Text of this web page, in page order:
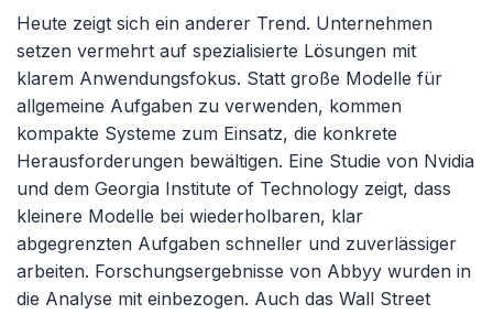
Heute zeigt sich ein anderer Trend. Unternehmen
setzen vermehrt auf spezialisierte Lösungen mit
klarem Anwendungsfokus. Statt große Modelle für
allgemeine Aufgaben zu verwenden, kommen
kompakte Systeme zum Einsatz, die konkrete
Herausforderungen bewältigen. Eine Studie von Nvidia
und dem Georgia Institute of Technology zeigt, dass
kleinere Modelle bei wiederholbaren, klar
abgegrenzten Aufgaben schneller und zuverlässiger
arbeiten. Forschungsergebnisse von Abbyy wurden in
die Analyse mit einbezogen. Auch das Wall Street